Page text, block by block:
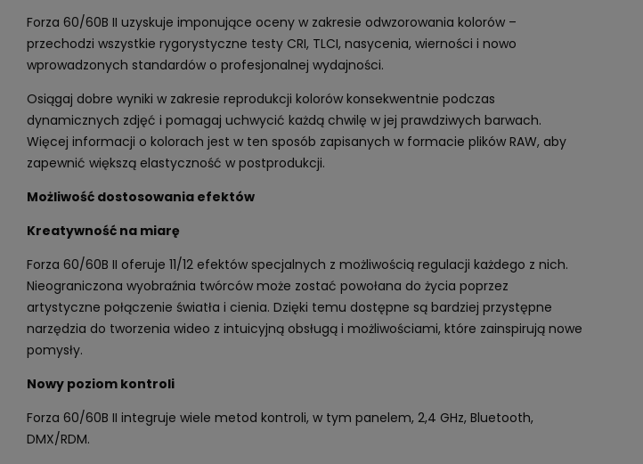
Forza 60/60B II uzyskuje imponujące oceny w zakresie odwzorowania kolorów –
przechodzi wszystkie rygorystyczne testy CRI, TLCI, nasycenia, wierności i nowo
wprowadzonych standardów o profesjonalnej wydajności.
Osiągaj dobre wyniki w zakresie reprodukcji kolorów konsekwentnie podczas
dynamicznych zdjęć i pomagaj uchwycić każdą chwilę w jej prawdziwych barwach.
Więcej informacji o kolorach jest w ten sposób zapisanych w formacie plików RAW, aby
zapewnić większą elastyczność w postprodukcji.
Możliwość dostosowania efektów
Kreatywność na miarę
Forza 60/60B II oferuje 11/12 efektów specjalnych z możliwością regulacji każdego z nich.
Nieograniczona wyobraźnia twórców może zostać powołana do życia poprzez
artystyczne połączenie światła i cienia. Dzięki temu dostępne są bardziej przystępne
narzędzia do tworzenia wideo z intuicyjną obsługą i możliwościami, które zainspirują nowe
pomysły.
Nowy poziom kontroli
Forza 60/60B II integruje wiele metod kontroli, w tym panelem, 2,4 GHz, Bluetooth,
DMX/RDM.